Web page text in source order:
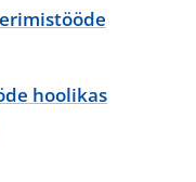
hoolikas